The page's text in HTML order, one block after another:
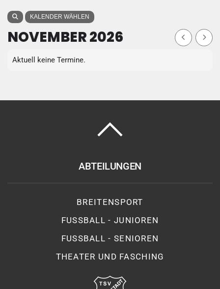
KALENDER WÄHLEN
NOVEMBER 2026
Aktuell keine Termine.
ABTEILUNGEN
BREITENSPORT
FUSSBALL - JUNIOREN
FUSSBALL - SENIOREN
THEATER UND FASCHING